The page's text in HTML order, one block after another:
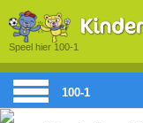
Speel hier 100-1
100-1